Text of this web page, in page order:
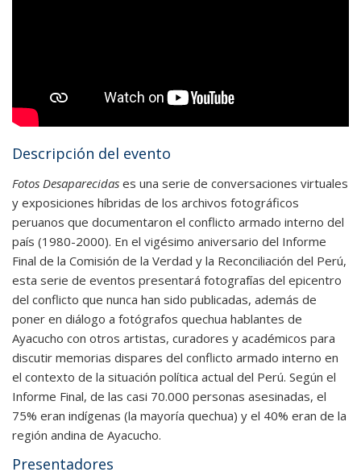
Descripción del evento
Fotos Desaparecidas es una serie de conversaciones virtuales
y exposiciones híbridas de los archivos fotográficos
peruanos que documentaron el conflicto armado interno del
país (1980-2000). En el vigésimo aniversario del Informe
Final de la Comisión de la Verdad y la Reconciliación del Perú,
esta serie de eventos presentará fotografías del epicentro
del conflicto que nunca han sido publicadas, además de
poner en diálogo a fotógrafos quechua hablantes de
Ayacucho con otros artistas, curadores y académicos para
discutir memorias dispares del conflicto armado interno en
el contexto de la situación política actual del Perú. Según el
Informe Final, de las casi 70.000 personas asesinadas, el
75% eran indígenas (la mayoría quechua) y el 40% eran de la
región andina de Ayacucho.
Presentadores